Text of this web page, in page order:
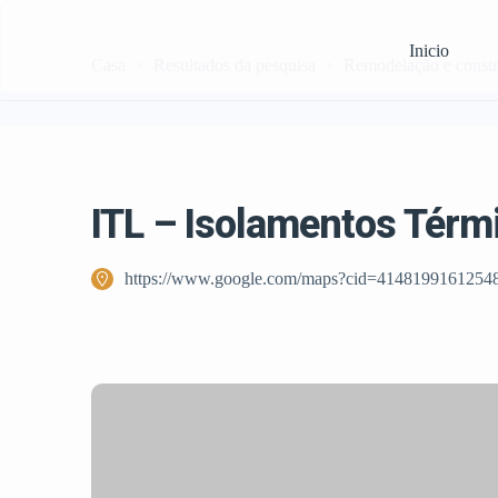
Inicio
Remodelação e
ITL – Isolamentos
https://www.google.com/